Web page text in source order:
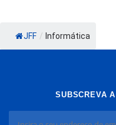
JFF / Informática
SUBSCREVA